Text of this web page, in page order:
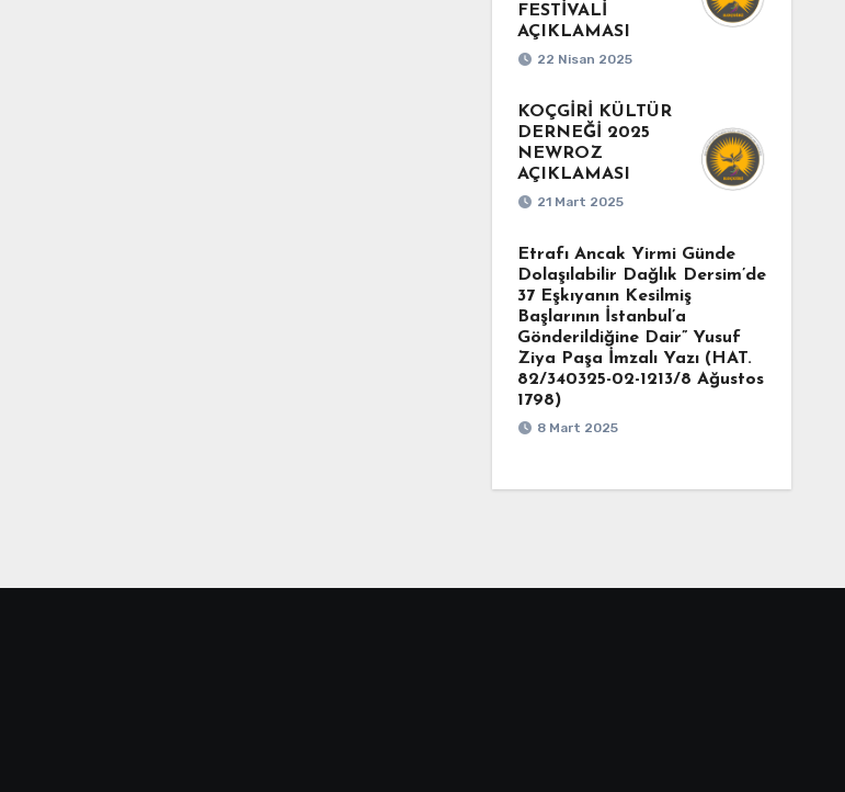
FESTİVALİ
AÇIKLAMASI
22 Nisan 2025
KOÇGİRİ KÜLTÜR
DERNEĞİ 2025
NEWROZ
AÇIKLAMASI
21 Mart 2025
Etrafı Ancak Yirmi Günde
Dolaşılabilir Dağlık Dersim’de
37 Eşkıyanın Kesilmiş
Başlarının İstanbul’a
Gönderildiğine Dair” Yusuf
Ziya Paşa İmzalı Yazı (HAT.
82/340325-02-1213/8 Ağustos
1798)
8 Mart 2025